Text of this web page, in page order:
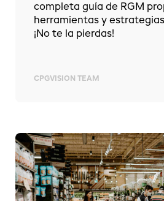
completa guía de RGM
herramientas y
¡No te la pierdas!
CPGVISION TEAM